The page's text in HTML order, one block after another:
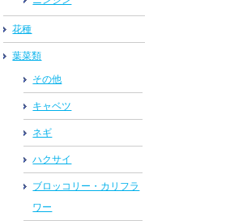
花種
葉菜類
その他
キャベツ
ネギ
ハクサイ
ブロッコリー・カリフラ
ワー